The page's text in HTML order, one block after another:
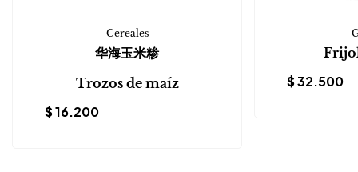
Cereales
华海玉米糁
Trozos de maíz
$16.200
$32.500